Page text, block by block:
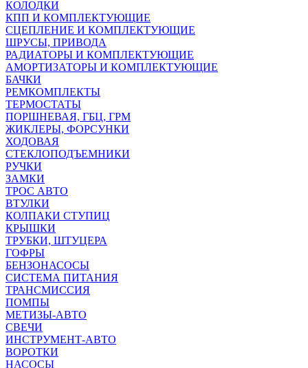
КОЛОДКИ
КПП И КОМПЛЕКТУЮЩИЕ
СЦЕПЛЕНИЕ И КОМПЛЕКТУЮЩИЕ
ШРУСЫ, ПРИВОДА
РАДИАТОРЫ И КОМПЛЕКТУЮЩИЕ
АМОРТИЗАТОРЫ И КОМПЛЕКТУЮЩИЕ
БАЧКИ
РЕМКОМПЛЕКТЫ
ТЕРМОСТАТЫ
ПОРШНЕВАЯ, ГБЦ, ГРМ
ЖИКЛЕРЫ, ФОРСУНКИ
ХОДОВАЯ
СТЕКЛОПОДЪЕМНИКИ
РУЧКИ
ЗАМКИ
ТРОС АВТО
ВТУЛКИ
КОЛПАКИ СТУПИЦ
КРЫШКИ
ТРУБКИ, ШТУЦЕРА
ГОФРЫ
БЕНЗОНАСОСЫ
СИСТЕМА ПИТАНИЯ
ТРАНСМИССИЯ
ПОМПЫ
МЕТИЗЫ-АВТО
СВЕЧИ
ИНСТРУМЕНТ-АВТО
ВОРОТКИ
НАСОСЫ